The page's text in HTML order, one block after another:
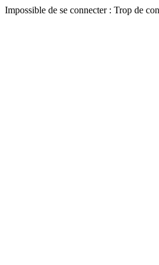
Impossible de se connecter : Trop de